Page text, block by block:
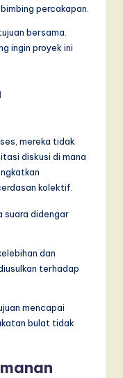
percakapan.
bersama.
ingin proyek ini
mereka tidak
diskusi di mana
kolektif.
suara didengar
dan
terhadap
mencapai
bulat tidak